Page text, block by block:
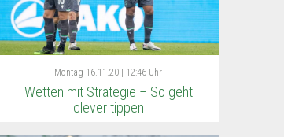
Montag 16.11.20 | 12:46 Uhr
Wetten mit Strategie – So geht
clever tippen